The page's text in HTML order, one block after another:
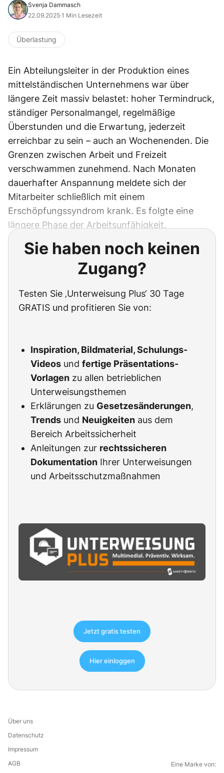
Svenja Dammasch
22.09.2025·1 Min Lesezeit
Überlastung
Ein Abteilungsleiter in der Produktion eines
mittelständischen Unternehmens war über
längere Zeit massiv belastet: hoher Termindruck,
ständiger Personalmangel, regelmäßige
Überstunden und die Erwartung, jederzeit
erreichbar zu sein – auch an Wochenenden. Die
Grenzen zwischen Arbeit und Freizeit
verschwammen zunehmend. Nach Monaten
dauerhafter Anspannung meldete sich der
Mitarbeiter schließlich mit einem
Erschöpfungssyndrom krank. Es folgte eine
längere Phase der Arbeitsunfähigkeit.
Sie haben noch keinen
Zugang?
Testen Sie ‚Unterweisung Plus‘ 30 Tage
GRATIS und profitieren Sie von:
Inspiration, Bildmaterial, Schulungs-
Videos und fertige Präsentations-
Vorlagen zu allen betrieblichen
Unterweisungsthemen
Erklärungen zu Gesetzesänderungen,
Trends und Neuigkeiten aus dem
Bereich Arbeitssicherheit
Anleitungen zur rechtssicheren
Dokumentation Ihrer Unterweisungen
und Arbeitsschutzmaßnahmen
Jetzt gratis testen
Hier einloggen
Über uns
Datenschutz
Impressum
AGB
Eine Marke von: